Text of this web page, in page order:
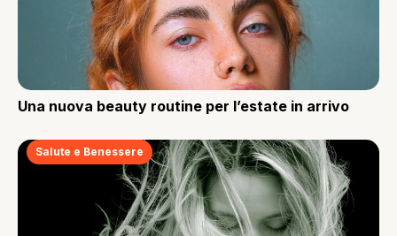
Una nuova beauty routine per l’estate in arrivo
Salute e Benessere